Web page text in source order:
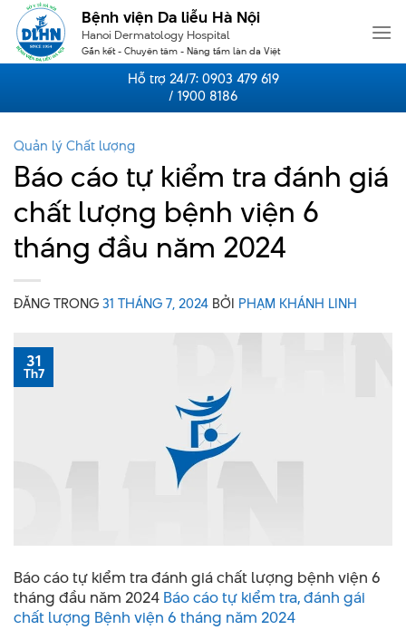
Skip
content
Bệnh viện Da liễu Hà Nội
Hanoi Dermatology Hospital
Gắn kết - Chuyên tâm - Nâng tầm làn da Việt
Hỗ trợ 24/7: 0903 479 619
/ 1900 8186
Quản lý Chất lượng
Báo cáo tự kiểm tra đánh giá
chất lượng bệnh viện 6
tháng đầu năm 2024
ĐĂNG TRONG31 THÁNG 7, 2024 BỞI PHẠM KHÁNH LINH
31
Th7
Báo cáo tự kiểm tra đánh giá chất lượng bệnh viện 6
tháng đầu năm 2024 Báo cáo tự kiểm tra, đánh gái
chất lượng Bệnh viện 6 tháng năm 2024